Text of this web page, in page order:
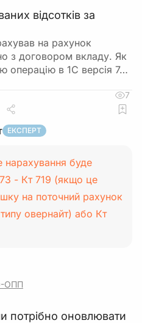
відсотків за
на рахунок
з договором вкладу. Як
операцію в 1С версія 7…
7
ЕКСПЕРТ
буде
- Кт 719 (якщо це
на поточний рахунок
овернайт) або Кт
ОПП
потрібно оновлювати